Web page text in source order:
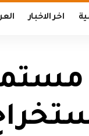
اخر الاخبار